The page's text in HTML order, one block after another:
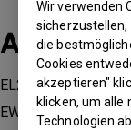
Wir verwenden
sicherzustellen,
die
Cookies
akzeptieren"
klicken, um alle
Technologien
EL2870U, EW2480,
EW3280U, EX240,